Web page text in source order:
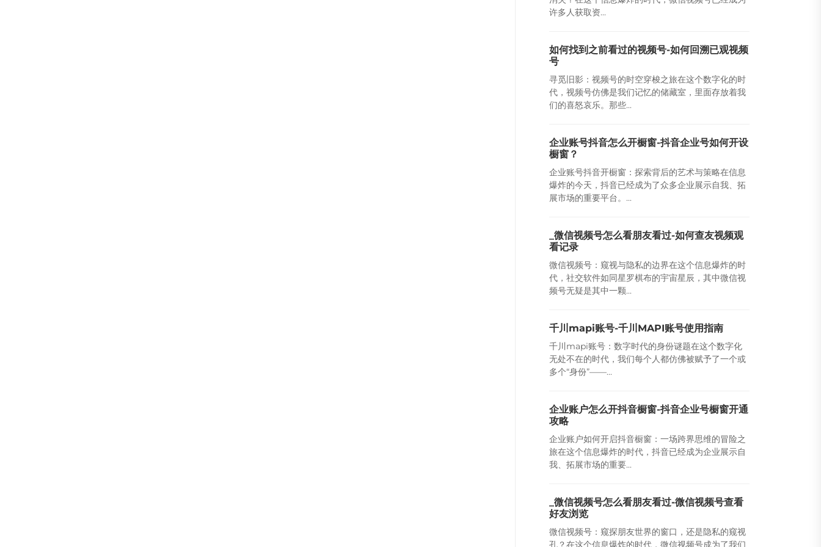
许多人获取资...
如何找到之前看过的视频号-如何回溯已观视频
号
寻觅旧影：视频号的时空穿梭之旅在这个数字化的时
代，视频号仿佛是我们记忆的储藏室，里面存放着我
们的喜怒哀乐。那些...
企业账号抖音怎么开橱窗-抖音企业号如何开设
橱窗？
企业账号抖音开橱窗：探索背后的艺术与策略在信息
爆炸的今天，抖音已经成为了众多企业展示自我、拓
展市场的重要平台。...
_微信视频号怎么看朋友看过-如何查友视频观
看记录
微信视频号：窥视与隐私的边界在这个信息爆炸的时
代，社交软件如同星罗棋布的宇宙星辰，其中微信视
频号无疑是其中一颗...
千川mapi账号-千川MAPI账号使用指南
千川mapi账号：数字时代的身份谜题在这个数字化
无处不在的时代，我们每个人都仿佛被赋予了一个或
多个“身份”——...
企业账户怎么开抖音橱窗-抖音企业号橱窗开通
攻略
企业账户如何开启抖音橱窗：一场跨界思维的冒险之
旅在这个信息爆炸的时代，抖音已经成为企业展示自
我、拓展市场的重要...
_微信视频号怎么看朋友看过-微信视频号查看
好友浏览
微信视频号：窥探朋友世界的窗口，还是隐私的窥视
孔？在这个信息爆炸的时代，微信视频号成为了我们